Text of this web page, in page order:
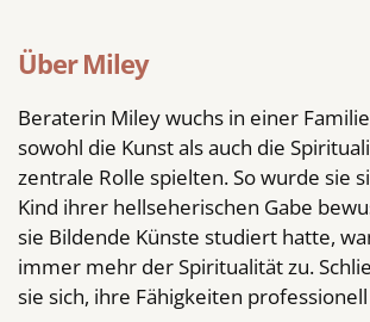
Über Miley
Beraterin Miley wuchs in einer
sowohl die Kunst als auch die
zentrale Rolle spielten. So wurde sie
Kind ihrer hellseherischen Gabe
sie Bildende Künste studiert hatte,
immer mehr der Spiritualität zu.
sie sich, ihre Fähigkeiten